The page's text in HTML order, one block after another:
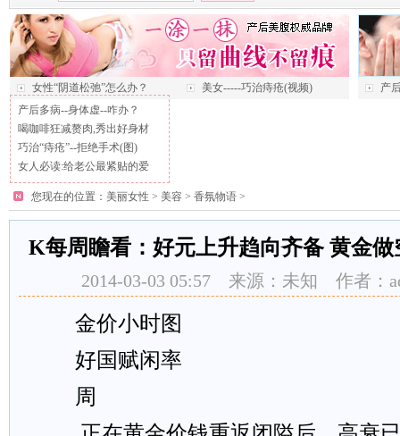
女性“阴道松弛”怎么办？ 美女-----巧治痔疮(视频)
产
产后多病--身体虚--咋办？
喝咖啡狂减赘肉,秀出好身材
巧治“痔疮”--拒绝手术(图)
女人必读:给老公最紧贴的爱
您现在的位置： 美丽女性 > 美容 > 香氛物语 >
K每周瞻看：好元上升趋向齐备 黄金做
2014-03-03 05:57 来源：未知 作者
金价小时图
好国赋闲率
周